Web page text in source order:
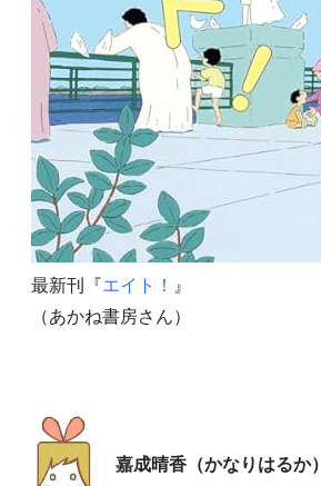
最新刊『エイト！
』
（あかね書房さん）
嘉成晴香（かなりはるか）